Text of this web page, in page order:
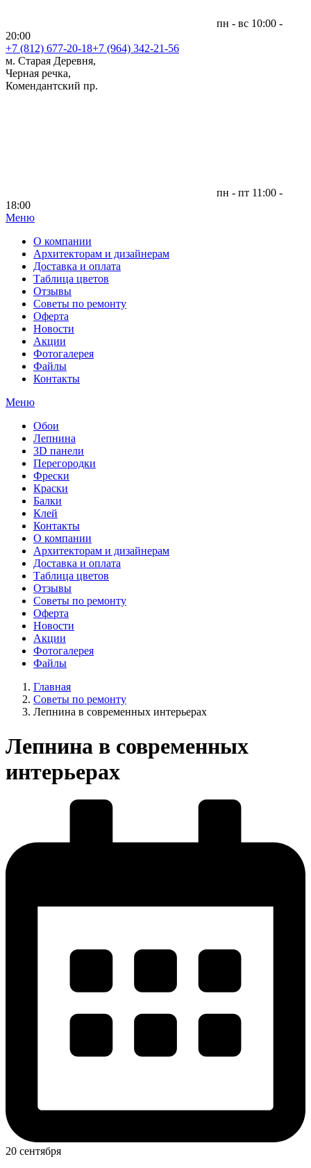
пн - вс 10:00 -
20:00
+7 (812) 677-20-18+7 (964) 342-21-56
м. Старая Деревня,
Черная речка,
Комендантский пр.
пн - пт 11:00 -
18:00
Меню|
О компании
Архитекторам и дизайнерам
Доставка и оплата
Таблица цветов
Отзывы
Советы по ремонту
Оферта
Новости
Акции
Фотогалерея
Файлы
Контакты
Меню
Обои
Лепнина
3D панели
Перегородки
Фрески
Краски
Балки
Клей
Контакты
О компании
Архитекторам и дизайнерам
Доставка и оплата
Таблица цветов
Отзывы
Советы по ремонту
Оферта
Новости
Акции
Фотогалерея
Файлы
Главная
Советы по ремонту
Лепнина в современных интерьерах
Лепнина в современных
интерьерах
20 сентября